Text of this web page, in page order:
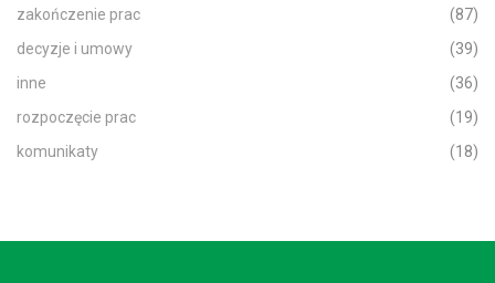
zakończenie prac
(87)
decyzje i umowy
(39)
inne
(36)
rozpoczęcie prac
(19)
komunikaty
(18)